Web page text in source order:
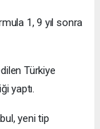
1, 9 yıl sonra
Türkiye
yaptı.
yeni tip